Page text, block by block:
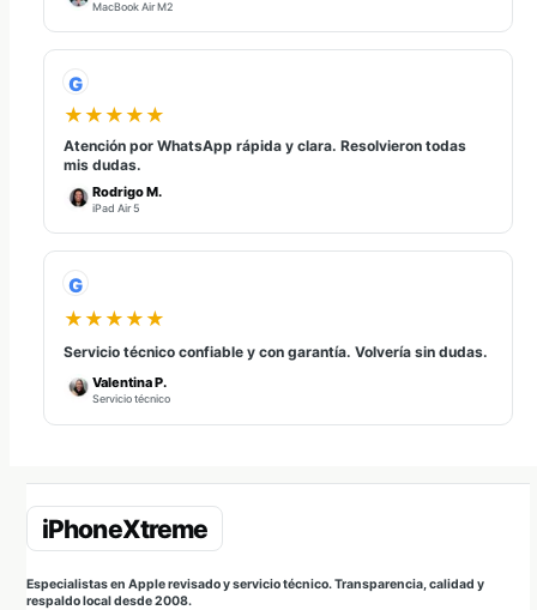
MacBook Air M2
G
★★★★★
Atención por WhatsApp rápida y clara. Resolvieron todas
mis dudas.
Rodrigo M.
iPad Air 5
G
★★★★★
Servicio técnico confiable y con garantía. Volvería sin dudas.
Valentina P.
Servicio técnico
Especialistas en Apple revisado y servicio técnico. Transparencia, calidad y
respaldo local desde 2008.